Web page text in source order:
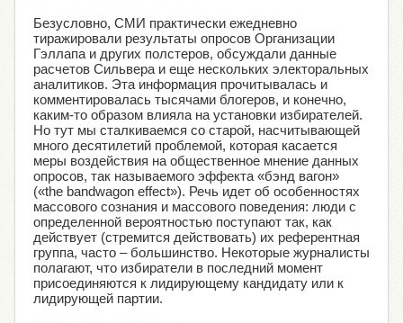
Безусловно, СМИ практически ежедневно
тиражировали результаты опросов Организации
Гэллапа и других полстеров, обсуждали данные
расчетов Сильвера и еще нескольких электоральных
аналитиков. Эта информация прочитывалась и
комментировалась тысячами блогеров, и конечно,
каким-то образом влияла на установки избирателей.
Но тут мы сталкиваемся со старой, насчитывающей
много десятилетий проблемой, которая касается
меры воздействия на общественное мнение данных
опросов, так называемого эффекта «бэнд вагон»
(«the bandwagon effect»). Речь идет об особенностях
массового сознания и массового поведения: люди с
определенной вероятностью поступают так, как
действует (стремится действовать) их референтная
группа, часто – большинство. Некоторые журналисты
полагают, что избиратели в последний момент
присоединяются к лидирующему кандидату или к
лидирующей партии.